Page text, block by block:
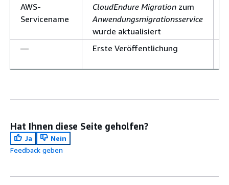
AWS-
Servicename
CloudEndure Migration zum
Anwendungsmigrationsservice
wurde aktualisiert
— Erste Veröffentlichung
Hat Ihnen diese Seite geholfen?
Ja
Nein
Feedback geben